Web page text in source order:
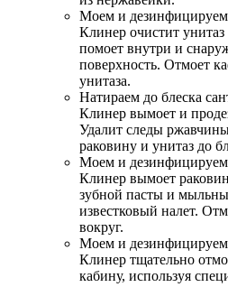
Моем и дезинфицируем
Клинер очистит унитаз
помоет внутри и
поверхность. Отмоет
унитаза.
Натираем до блеска
Клинер вымоет и
Удалит следы
раковину и унитаз до
Моем и
Клинер вымоет
зубной пасты и
известковый налет.
вокруг.
Моем и
Клинер тщательно
кабину, используя